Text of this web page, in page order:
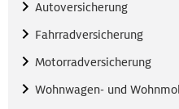
Autoversicherung
Fahrradversicherung
Motorradversicherung
Wohnwagen- und